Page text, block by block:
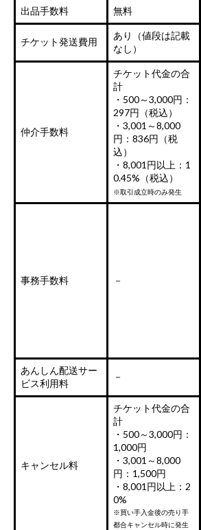
出品手数料 無料
チケット発送費用
あり（値段は記載
なし）
仲介手数料
チケット代金の合
計
・500～3,000円：
297円（税込）
・3,001～8,000
円：836円（税
込）
・8,001円以上：1
0.45%（税込）
※取引成立時のみ発生
事務手数料 －
あんしん配送サー
ビス利用料
－
キャンセル料
チケット代金の合
計
・500～3,000円：
1,000円
・3,001～8,000
円：1,500円
・8,001円以上：2
0%
※買い手入金後の売り手
都合キャンセル時に発生